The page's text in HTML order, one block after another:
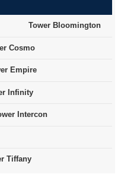
Tower Bloomington
Cosmo
Empire
Infinity
Intercon
Tiffany